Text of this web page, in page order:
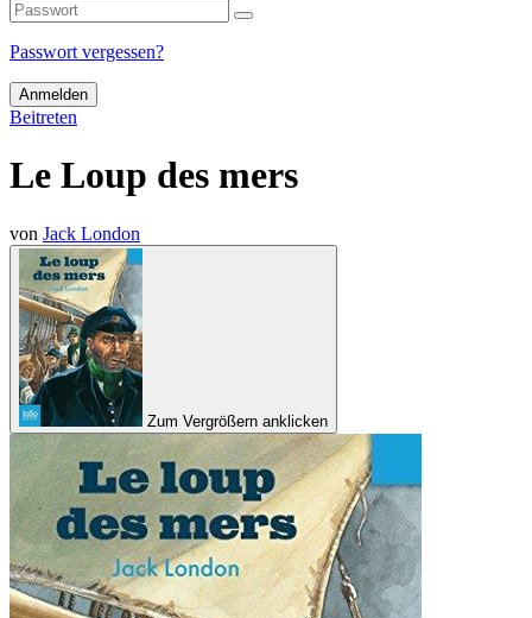
Passwort vergessen?
Anmelden
Beitreten
Le Loup des mers
von Jack London
Zum Vergrößern anklicken